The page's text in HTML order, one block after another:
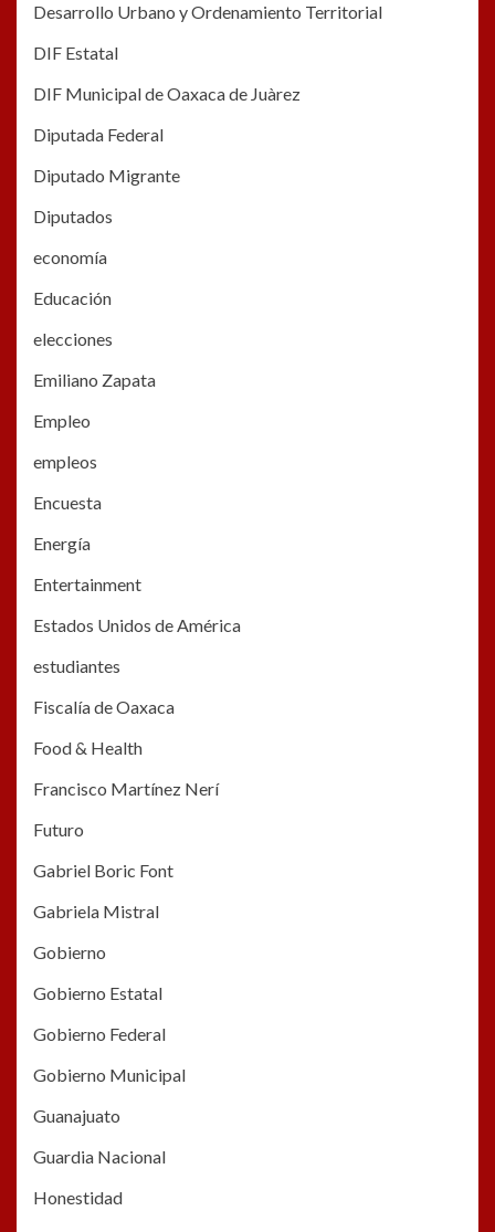
Desarrollo Urbano y Ordenamiento Territorial
DIF Estatal
DIF Municipal de Oaxaca de Juàrez
Diputada Federal
Diputado Migrante
Diputados
economía
Educación
elecciones
Emiliano Zapata
Empleo
empleos
Encuesta
Energía
Entertainment
Estados Unidos de América
estudiantes
Fiscalía de Oaxaca
Food & Health
Francisco Martínez Nerí
Futuro
Gabriel Boric Font
Gabriela Mistral
Gobierno
Gobierno Estatal
Gobierno Federal
Gobierno Municipal
Guanajuato
Guardia Nacional
Honestidad